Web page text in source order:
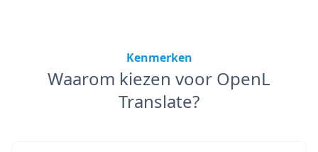
Kenmerken
Waarom kiezen voor OpenL
Translate?